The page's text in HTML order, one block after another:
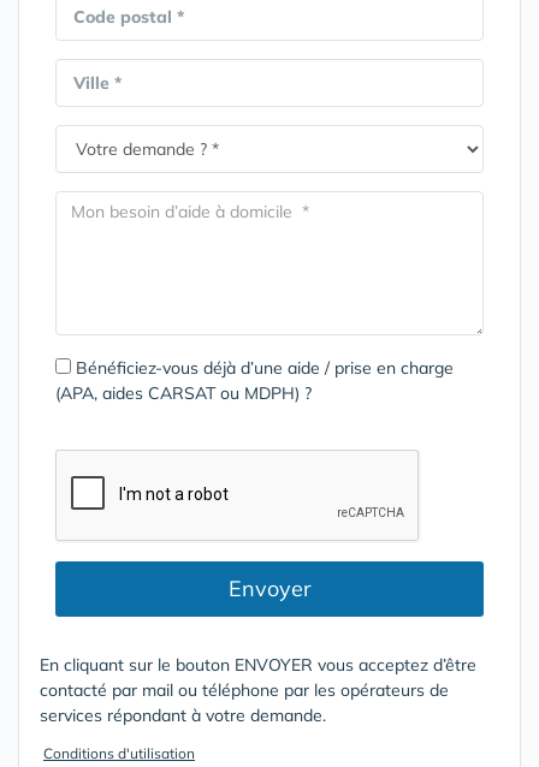
Code postal *
Ville *
Bénéficiez-vous déjà d’une aide / prise en charge
(APA, aides CARSAT ou MDPH) ?
Envoyer
En cliquant sur le bouton ENVOYER vous acceptez d’être
contacté par mail ou téléphone par les opérateurs de
services répondant à votre demande.
Conditions d'utilisation